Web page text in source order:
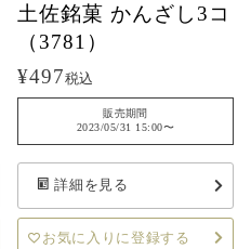
土佐銘菓 かんざし3コ
（3781）
¥497税込
販売期間
2023/05/31 15:00〜
詳細を見る
お気に入りに登録する